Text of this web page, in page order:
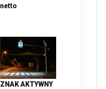
ZNAK AKTYWNY